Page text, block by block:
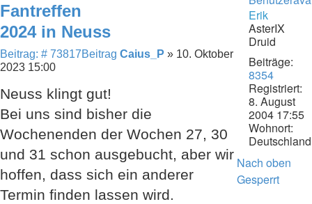
Fantreffen
2024 in Neuss
Beitrag: # 73817Beitrag Caius_P » 10. Oktober
2023 15:00
Neuss klingt gut!
Bei uns sind bisher die
Wochenenden der Wochen 27, 30
und 31 schon ausgebucht, aber wir
hoffen, dass sich ein anderer
Termin finden lassen wird.
Erik
AsterIX
Druid
Beiträge:
8354
Registriert:
8. August
2004 17:55
Wohnort:
Deutschland
Nach oben
Gesperrt